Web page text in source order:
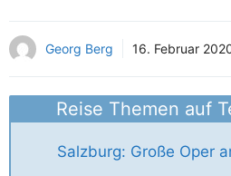
Georg Berg 16. Februar
Reise Themen auf
Salzburg: Große Oper